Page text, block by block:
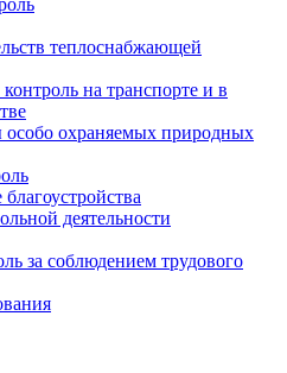
теплоснабжающей
на транспорте и в
особо охраняемых природных
деятельности
за соблюдением трудового